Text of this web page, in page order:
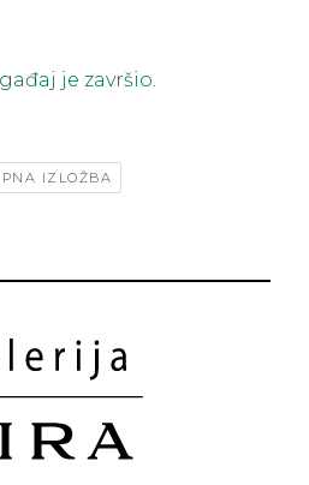
je završio.
IZLOŽBA